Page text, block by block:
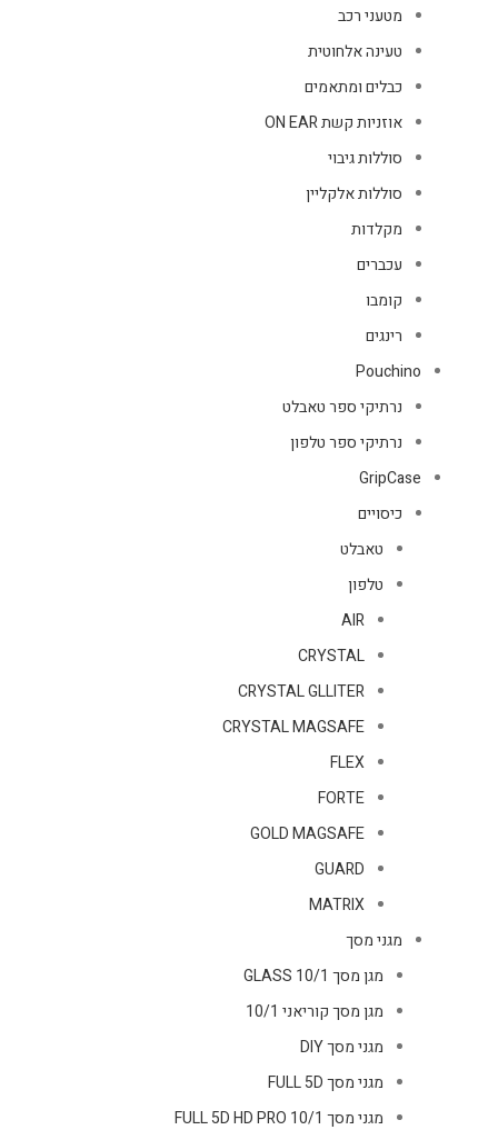
מטעני רכב
טעינה אלחוטית
כבלים ומתאמים
אוזניות קשת ON EAR
סוללות גיבוי
סוללות אלקליין
מקלדות
עכברים
קומבו
רינגים
Pouchino
נרתיקי ספר טאבלט
נרתיקי ספר טלפון
GripCase
כיסויים
טאבלט
טלפון
AIR
CRYSTAL
CRYSTAL GLLITER
CRYSTAL MAGSAFE
FLEX
FORTE
GOLD MAGSAFE
GUARD
MATRIX
מגני מסך
מגן מסך GLASS 10/1
מגן מסך קוריאני 10/1
מגני מסך DIY
מגני מסך FULL 5D
מגני מסך FULL 5D HD PRO 10/1